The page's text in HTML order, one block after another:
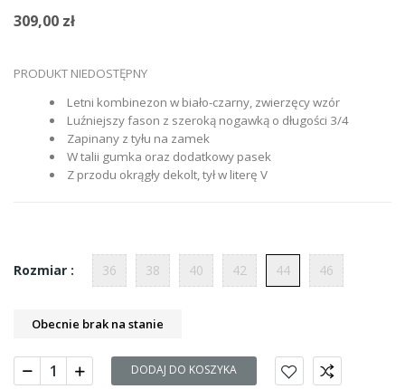
309,00 zł
PRODUKT NIEDOSTĘPNY
Letni kombinezon w biało-czarny, zwierzęcy wzór
Luźniejszy fason z szeroką nogawką o długości 3/4
Zapinany z tyłu na zamek
W talii gumka oraz dodatkowy pasek
Z przodu okrągły dekolt, tył w literę V
Rozmiar : 36 38 40 42 44 46
Obecnie brak na stanie
DODAJ DO KOSZYKA